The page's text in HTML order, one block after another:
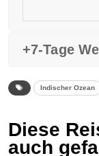
+7-Tage
Indischer Ozean
Diese
auch